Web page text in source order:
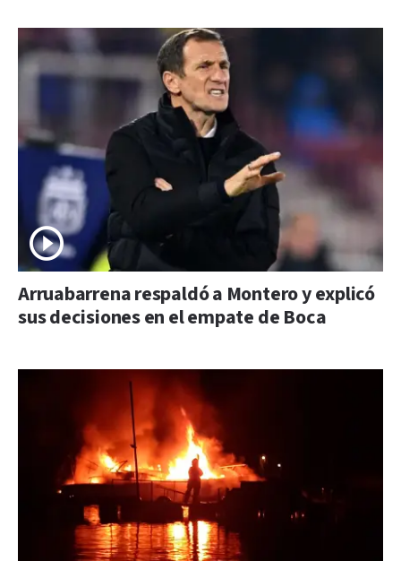
Arruabarrena respaldó a Montero y explicó
sus decisiones en el empate de Boca